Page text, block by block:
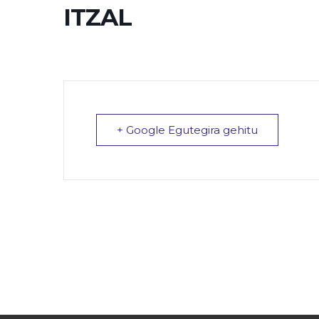
ITZAL
+ Google Egutegira gehitu